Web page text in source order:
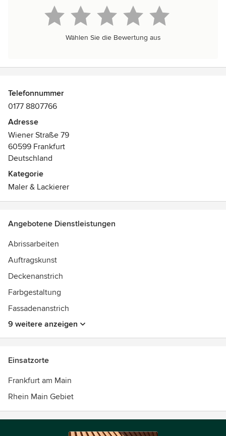
Wählen Sie die Bewertung aus
Telefonnummer
0177 8807766
Adresse
Wiener Straße 79
60599 Frankfurt
Deutschland
Kategorie
Maler & Lackierer
Angebotene Dienstleistungen
Abrissarbeiten
Auftragskunst
Deckenanstrich
Farbgestaltung
Fassadenanstrich
9 weitere anzeigen
Einsatzorte
Frankfurt am Main
Rhein Main Gebiet